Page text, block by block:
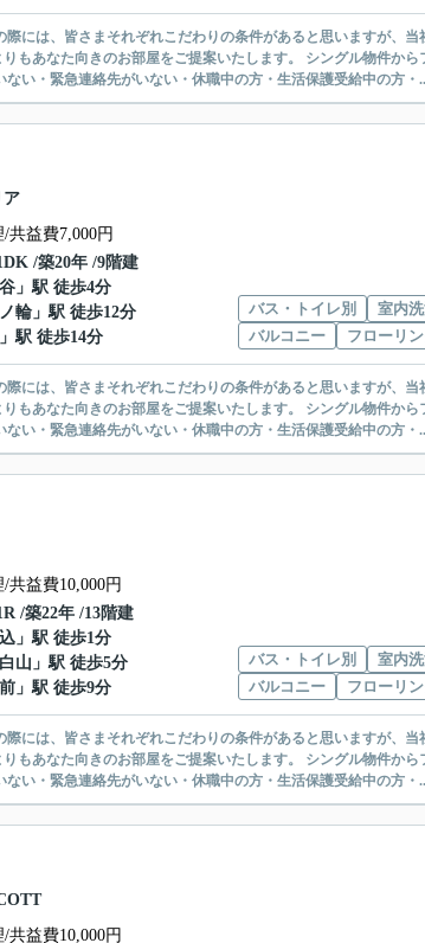
提案いたします。 シングル物件からファミリー物件まで、他には
富にご紹介しております。 保証人がいない・緊急連絡先がいない・休職中の方・生活保護受給中の方・
/共益費7,000円
/築20年 /9階建
」駅 徒歩4分
輪 」駅 徒歩12分
」駅 徒歩14分
バス・トイレ別 室内
バルコニー
フローリ
提案いたします。 シングル物件からファミリー物件まで、他には
富にご紹介しております。 保証人がいない・緊急連絡先がいない・休職中の方・生活保護受給中の方・
/共益費10,000円
/築22年 /13階建
」駅 徒歩1分
白山 」駅 徒歩5分
」駅 徒歩9分
バス・トイレ別 室内
バルコニー
フローリ
提案いたします。 シングル物件からファミリー物件まで、他には
富にご紹介しております。 保証人がいない・緊急連絡先がいない・休職中の方・生活保護受給中の方・
/共益費10,000円